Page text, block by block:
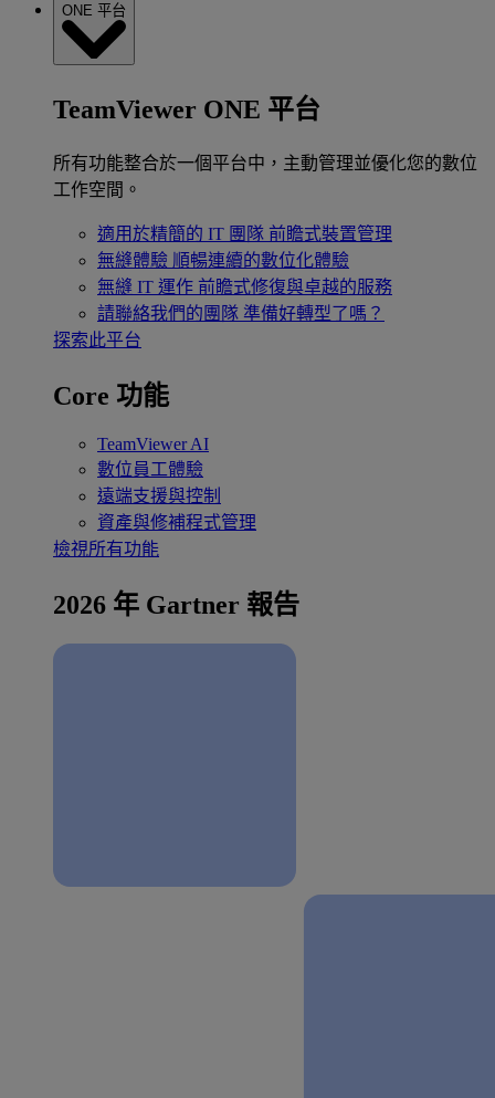
ONE 平台
TeamViewer ONE 平台
所有功能整合於一個平台中，主動管理並優化您的數位
工作空間。
適用於精簡的 IT 團隊 前瞻式裝置管理
無縫體驗 順暢連續的數位化體驗
無縫 IT 運作 前瞻式修復與卓越的服務
請聯絡我們的團隊 準備好轉型了嗎？
探索此平台
Core 功能
TeamViewer AI
數位員工體驗
遠端支援與控制
資產與修補程式管理
檢視所有功能
2026 年 Gartner 報告